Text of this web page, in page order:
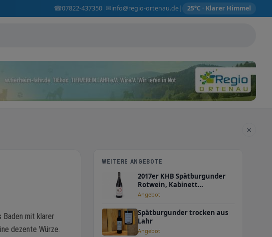
☎07822-437350| ✉info@regio-ortenau.de| 25°C · Klarer Himmel
×
Baden mit klarer
dezente Würze.
WEITERE ANGEBOTE
2017er KHB Spätburgunder
Rotwein, Kabinett
Halbtrocken
Angebot
Spätburgunder trocken aus
Lahr
Angebot